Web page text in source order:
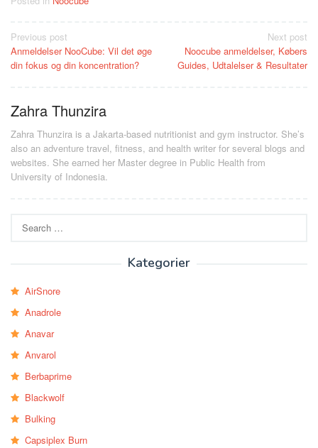
Post
navigation
Previous post
Anmeldelser NooCube: Vil det øge
din fokus og din koncentration?
Next post
Noocube anmeldelser, Købers
Guides, Udtalelser & Resultater
Zahra Thunzira
Zahra Thunzira is a Jakarta-based nutritionist and gym instructor. She’s
also an adventure travel, fitness, and health writer for several blogs and
websites. She earned her Master degree in Public Health from
University of Indonesia.
for:
Kategorier
AirSnore
Anadrole
Anavar
Anvarol
Berbaprime
Blackwolf
Bulking
Capsiplex Burn